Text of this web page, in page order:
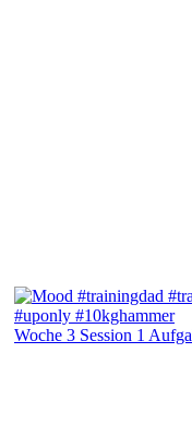
Woche 3 Session 1